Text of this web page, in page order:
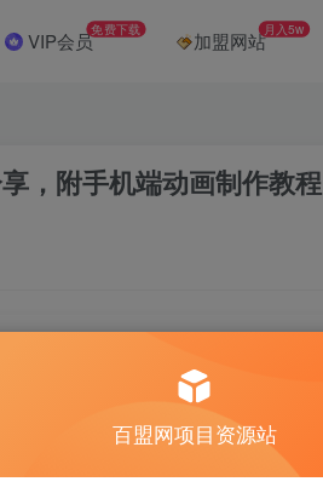
VIP会员免费下载 加盟网站月入5w
，附手机端动画制作教程
作，软件准备、实操技巧，案例分享，
读，请付费后查看
百盟网项目资源站